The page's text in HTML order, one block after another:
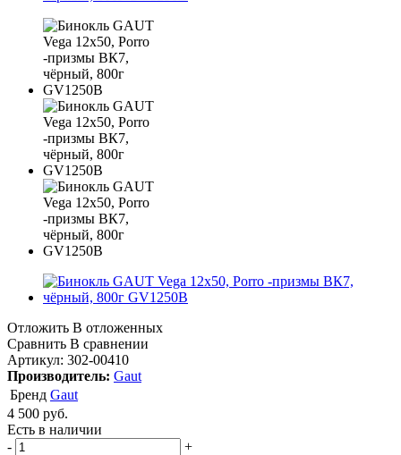
Отложить В отложенных
Сравнить В сравнении
Артикул: 302-00410
Производитель: Gaut
Бренд Gaut
4 500 руб.
Есть в наличии
-
+